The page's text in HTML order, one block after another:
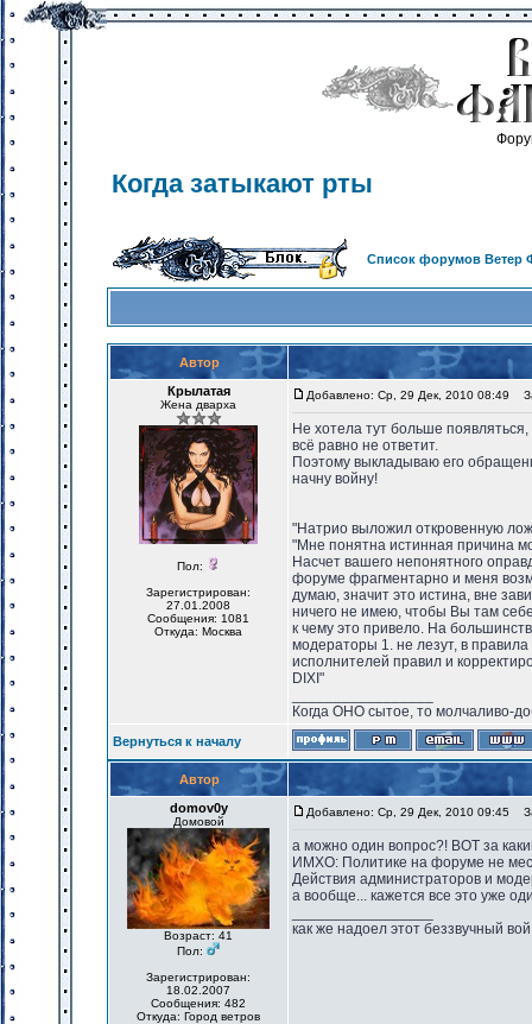
Когда затыкают рты
Список форумов Ветер
Автор
Крылатая
Жена дварха
Пол:
Зарегистрирован:
27.01.2008
Сообщения: 1081
Откуда: Москва
Добавлено: Ср, 29 Дек, 2010 08:49
Не хотела тут больше
всё равно не ответит.
Поэтому выкладываю его
начну войну!
"Натрио выложил откровенную
"Мне понятна истинная причина
Насчет вашего непонятного
форуме фрагментарно и меня
думаю, значит это истина, вне
ничего не имею, чтобы Вы там
к чему это привело. На
модераторы 1. не лезут, в
исполнителей правил и
DIXI"
Когда ОНО сытое, то молчаливо-
Вернуться к началу
Автор
domov0y
Домовой
Возраст: 41
Пол:
Зарегистрирован:
18.02.2007
Сообщения: 482
Откуда: Город ветров
Добавлено: Ср, 29 Дек, 2010 09:45
а можно один вопрос?! ВОТ за
ИМХО: Политике на форуме не
Действия администраторов и
а вообще... кажется все это уже
как же надоел этот беззвучный